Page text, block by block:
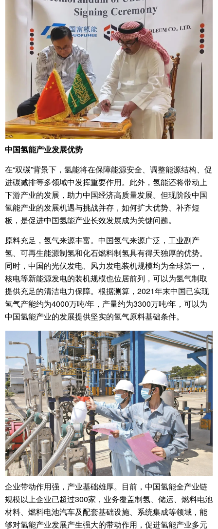
中国氢能产业发展优势
在“双碳”背景下，氢能将在保障能源安全、调整能源结构、促
进碳减排等多领域中发挥重要作用。此外，氢能还将带动上
下游产业的发展，助力中国经济高质量发展。但现阶段中国
氢能产业的发展机遇与挑战并存，如何扩大优势、补齐短
板，是促进中国氢能产业长效发展成为关键问题。
原料充足，氢气来源丰富。中国氢气来源广泛，工业副产
氢、可再生能源制氢和化石燃料制氢具有得天独厚的优势。
同时，中国的光伏发电、风力发电装机规模均为全球第一，
核电等新能源发电的装机规模也位居前列，可以为氢气制取
提供充足的清洁电力保障。根据测算，2021年末中国已实现
氢气产能约为4000万吨/年，产量约为3300万吨/年，可以为
中国氢能产业的发展提供坚实的氢气原料基础条件。
企业带动作用强，产业基础雄厚。目前，中国氢能全产业链
规模以上企业已超过300家，业务覆盖制氢、储运、燃料电池
材料、燃料电池汽车及配套基础设施、系统集成等领域，能
够对氢能产业发展产生强大的带动作用，促进氢能产业多元